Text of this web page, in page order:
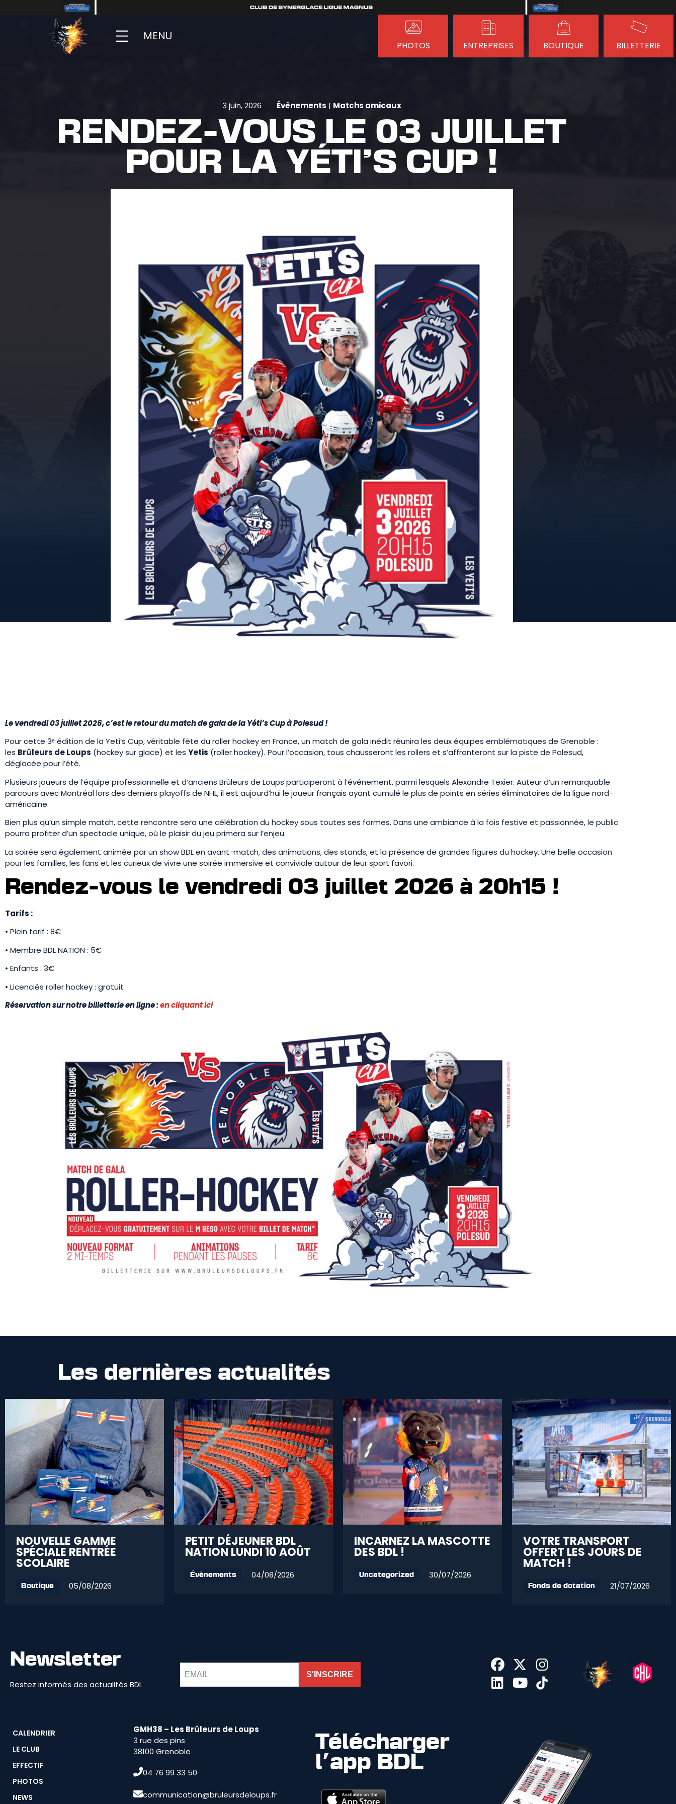
MENU
PHOTOS ENTREPRISES BOUTIQUE BILLETTERIE
3 juin, 2026 Évènements | Matchs amicaux
RENDEZ-VOUS LE 03 JUILLET
POUR LA YÉTI’S CUP !
Le vendredi 03 juillet 2026, c’est le retour du match de gala de la Yéti’s Cup à Polesud !
Pour cette 3ᵉ édition de la Yeti’s Cup, véritable fête du roller hockey en France, un match de gala inédit réunira les deux équipes emblématiques de Grenoble :
les Brûleurs de Loups (hockey sur glace) et les Yetis (roller hockey). Pour l’occasion, tous chausseront les rollers et s’affronteront sur la piste de Polesud,
déglacée pour l’été.
Plusieurs joueurs de l’équipe professionnelle et d’anciens Brûleurs de Loups participeront à l’événement, parmi lesquels Alexandre Texier. Auteur d’un remarquable
parcours avec Montréal lors des derniers playoffs de NHL, il est aujourd’hui le joueur français ayant cumulé le plus de points en séries éliminatoires de la ligue nord-
américaine.
Bien plus qu’un simple match, cette rencontre sera une célébration du hockey sous toutes ses formes. Dans une ambiance à la fois festive et passionnée, le public
pourra profiter d’un spectacle unique, où le plaisir du jeu primera sur l’enjeu.
La soirée sera également animée par un show BDL en avant-match, des animations, des stands, et la présence de grandes figures du hockey. Une belle occasion
pour les familles, les fans et les curieux de vivre une soirée immersive et conviviale autour de leur sport favori.
Rendez-vous le vendredi 03 juillet 2026 à 20h15 !
Tarifs :
• Plein tarif : 8€
• Membre BDL NATION : 5€
• Enfants : 3€
• Licenciés roller hockey : gratuit
Réservation sur notre billetterie en ligne :en cliquant ici
Les dernières actualités
NOUVELLE GAMME
SPÉCIALE RENTRÉE
SCOLAIRE
Boutique 05/08/2026
PETIT DÉJEUNER BDL
NATION LUNDI 10 AOÛT
Évènements 04/08/2026
INCARNEZ LA MASCOTTE
DES BDL !
Uncategorized 30/07/2026
VOTRE TRANSPORT
OFFERT LES JOURS DE
MATCH !
Fonds de dotation 21/07/2026
Newsletter
Restez informés des actualités BDL
S'INSCRIRE
CALENDRIER
LE CLUB
EFFECTIF
PHOTOS
NEWS
GMH38 – Les Brûleurs de Loups
3 rue des pins
38100 Grenoble
04 76 99 33 50
communication@bruleursdeloups.fr
Télécharger
l'app BDL